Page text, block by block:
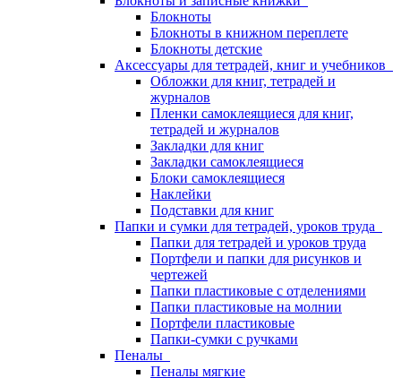
Блокноты
Блокноты в книжном переплете
Блокноты детские
Аксессуары для тетрадей, книг и учебников
Обложки для книг, тетрадей и
журналов
Пленки самоклеящиеся для книг,
тетрадей и журналов
Закладки для книг
Закладки самоклеящиеся
Блоки самоклеящиеся
Наклейки
Подставки для книг
Папки и сумки для тетрадей, уроков труда
Папки для тетрадей и уроков труда
Портфели и папки для рисунков и
чертежей
Папки пластиковые с отделениями
Папки пластиковые на молнии
Портфели пластиковые
Папки-сумки с ручками
Пеналы
Пеналы мягкие